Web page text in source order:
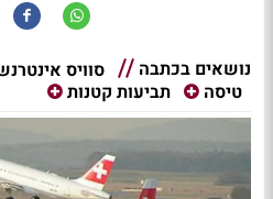
נושאים בכתבה סוויס
טיסה
תביעות קטנות